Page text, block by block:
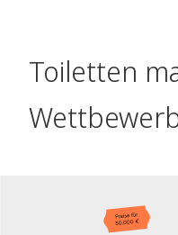
Toiletten